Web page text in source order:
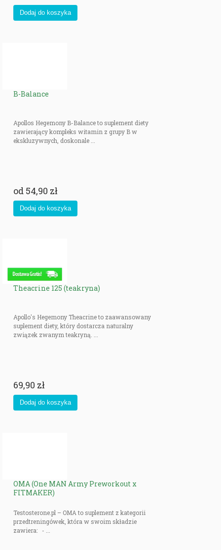
organizmu.
B-Balance
Apollos Hegemony B-Balance to suplement diety
zawierający kompleks witamin z grupy B w
ekskluzywnych, doskonale ...
od 54,90 zł
Theacrine 125 (teakryna)
Apollo's Hegemony Theacrine to zaawansowany
suplement diety, który dostarcza naturalny
związek zwanym teakryną. ...
69,90 zł
OMA (One MAN Army Preworkout x
FITMAKER)
Testosterone.pl – OMA to suplement z kategorii
przedtreningówek, która w swoim składzie
zawiera: - ...